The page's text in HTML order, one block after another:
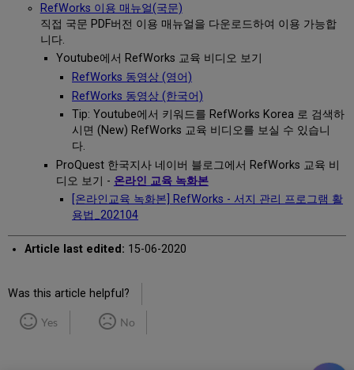
RefWorks 이용 매뉴얼(국문)
직접 국문 PDF버전 이용 매뉴얼을 다운로드하여 이용 가능합
니다.
Youtube에서 RefWorks 교육 비디오 보기
RefWorks 동영상 (영어)
RefWorks 동영상 (한국어)
Tip: ​Youtube에서 키워드를 RefWorks Korea 로 검색하
시면 (New) RefWorks 교육 비디오를 보실 수 있습니
다.
ProQuest 한국지사 네이버 블로그에서 RefWorks 교육 비
디오 보기 - 온라인 교육 녹화본
[온라인교육 녹화본] RefWorks - 서지 관리 프로그램 활
용법_202104
Article last edited: 15-06-2020
Was this article helpful?
Yes No